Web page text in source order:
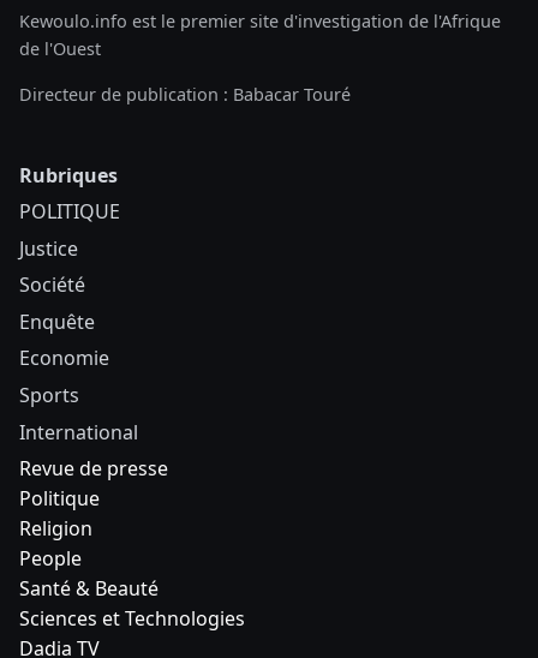
Kewoulo.info est le premier site d'investigation de l'Afrique
de l'Ouest
Directeur de publication : Babacar Touré
Rubriques
POLITIQUE
Justice
Société
Enquête
Economie
Sports
International
Revue de presse
Politique
Religion
People
Santé & Beauté
Sciences et Technologies
Dadia TV